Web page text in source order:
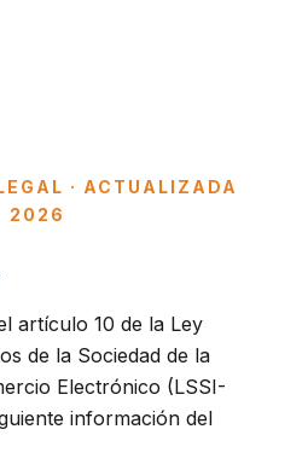
· ACTUALIZADA
2026
artículo 10 de la Ley
de la Sociedad de la
Electrónico (LSSI-
información del